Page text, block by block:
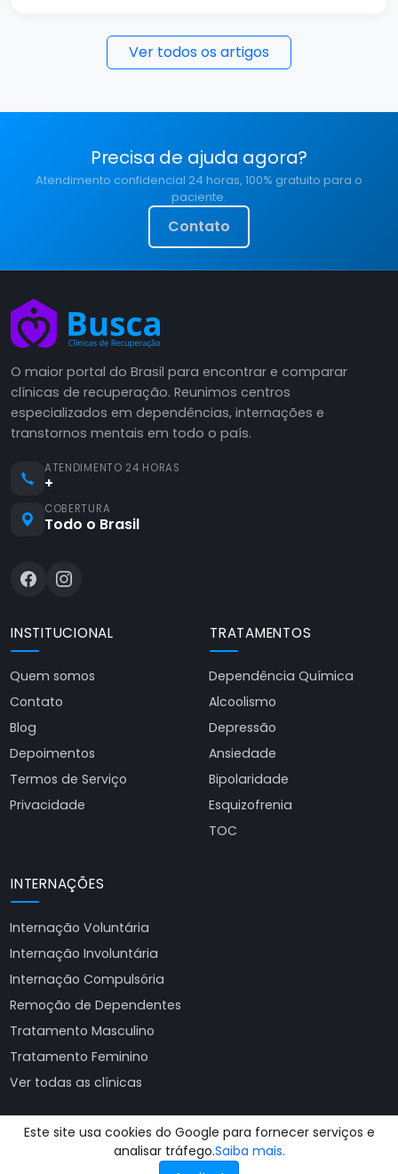
Ver todos os artigos
Precisa de ajuda agora?
Atendimento confidencial 24 horas, 100% gratuito para o
paciente.
Contato
O maior portal do Brasil para encontrar e comparar
clínicas de recuperação. Reunimos centros
especializados em dependências, internações e
transtornos mentais em todo o país.
ATENDIMENTO 24 HORAS
+
COBERTURA
Todo o Brasil
INSTITUCIONAL
Quem somos
Contato
Blog
Depoimentos
Termos de Serviço
Privacidade
TRATAMENTOS
Dependência Química
Alcoolismo
Depressão
Ansiedade
Bipolaridade
Esquizofrenia
TOC
INTERNAÇÕES
Internação Voluntária
Internação Involuntária
Internação Compulsória
Remoção de Dependentes
Tratamento Masculino
Tratamento Feminino
Ver todas as clínicas
Busca Clínicas de Recuperação. Todos os direitos
Este site usa cookies do Google para fornecer serviços e
analisar tráfego.Saiba mais.